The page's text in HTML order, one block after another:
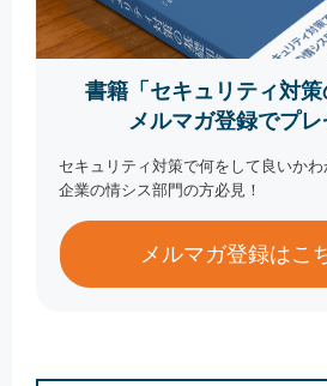
書籍「セキュリティ対策
メルマガ登録でプレ
セキュリティ対策で何をして良いか
企業の情シス部門の方必見！
メルマガ登録はこ